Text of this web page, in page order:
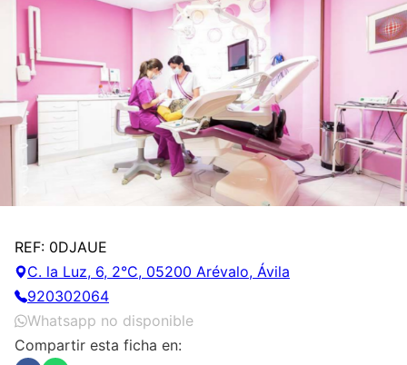
REF: 0DJAUE
C. la Luz, 6, 2°C, 05200 Arévalo, Ávila
920302064
Whatsapp no disponible
Compartir esta ficha en: